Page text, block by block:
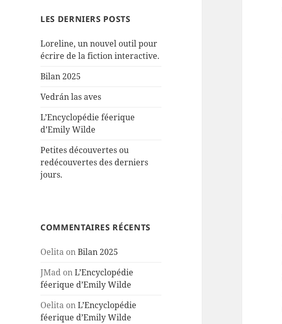
LES DERNIERS POSTS
Loreline, un nouvel outil pour
écrire de la fiction interactive.
Bilan 2025
Vedrán las aves
L’Encyclopédie féerique
d’Emily Wilde
Petites découvertes ou
redécouvertes des derniers
jours.
COMMENTAIRES RÉCENTS
Oelita onBilan 2025
JMad onL’Encyclopédie
féerique d’Emily Wilde
Oelita onL’Encyclopédie
féerique d’Emily Wilde